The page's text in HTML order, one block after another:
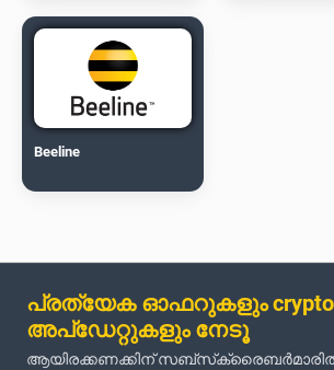
Beeline
പ്രത്യേക ഓഫറുകളും crypto
അപ്‌ഡേറ്റുകളും നേടൂ
ആയിരക്കണക്കിന്